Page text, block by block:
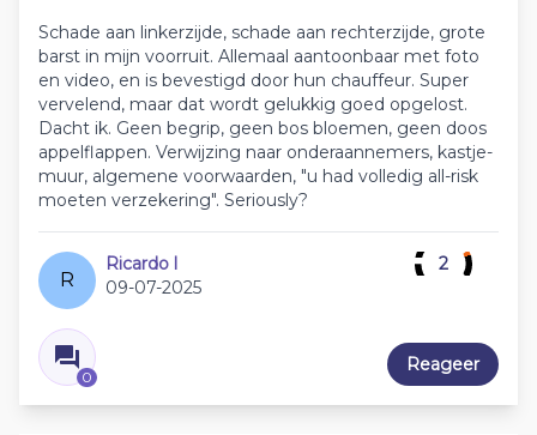
Schade aan linkerzijde, schade aan rechterzijde, grote
barst in mijn voorruit. Allemaal aantoonbaar met foto
en video, en is bevestigd door hun chauffeur. Super
vervelend, maar dat wordt gelukkig goed opgelost.
Dacht ik. Geen begrip, geen bos bloemen, geen doos
appelflappen. Verwijzing naar onderaannemers, kastje-
muur, algemene voorwaarden, "u had volledig all-risk
moeten verzekering". Seriously?
R
Ricardo l
09-07-2025
0
2
Reageer